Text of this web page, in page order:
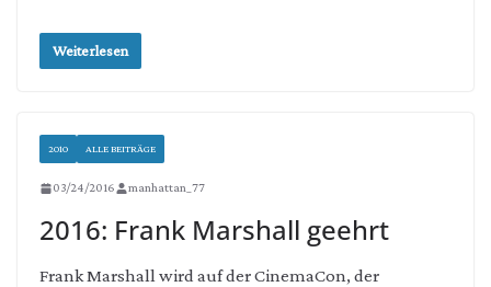
Weiterlesen
2010 ALLE BEITRÄGE
03/24/2016 manhattan_77
2016: Frank Marshall geehrt
Frank Marshall wird auf der CinemaCon, der